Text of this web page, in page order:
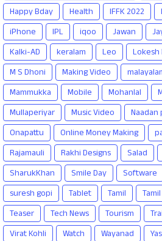
Happy Bday
Health IFFK 2022
iPhone
IPL iqoo Jawan
Kalki-AD
keralam Leo Lokesh
M S Dhoni
Making Video
Mammukka
Mobile Mohanlal
Mullaperiyar
Music Video Naadan
Onapattu
Online Money Making
Rajamauli
Rakhi Designs Salad
SharukKhan
Smile Day Software
suresh gopi
Tablet Tamil
Teaser
Tech News Tourism
Virat Kohli
Watch Wayanad